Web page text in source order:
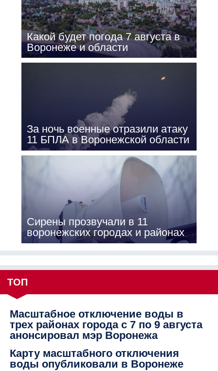
Какой будет погода 7 августа в
Воронеже и области
За ночь военные отразили атаку
11 БПЛА в Воронежской области
Сирены прозвучали в 11
воронежских городах и районах
ТОП
Масштабное отключение воды в
трех районах города с 7 по 9 августа
анонсировал мэр Воронежа
Карту масштабного отключения
воды опубликовали в Воронеже